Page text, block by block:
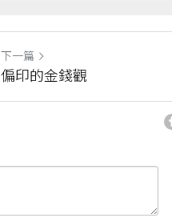
下一篇
偏印的金錢觀